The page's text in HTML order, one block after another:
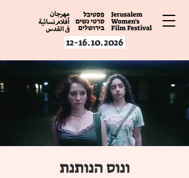
12-16.10.2026
ונוס הנותנת